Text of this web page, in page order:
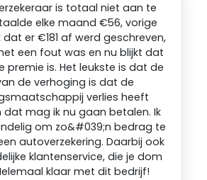
is totaal niet aan te
elke maand €56, vorige
er €181 af werd geschreven,
een fout was en nu blijkt dat
premie is. Het leukste is dat de
de verhoging is dat de
verlies heeft
dat mag ik nu gaan betalen. Ik
om zo&#039;n bedrag te
autoverzekering. Daarbij ook
klantenservice, die je dom
klaar met dit bedrijf!